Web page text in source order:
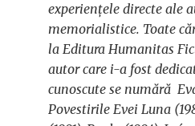
experiențele directe ale
memorialistice. Toate
la Editura Humanitas
autor care i-a fost
cunoscute se numără
Povestirile Evei Luna